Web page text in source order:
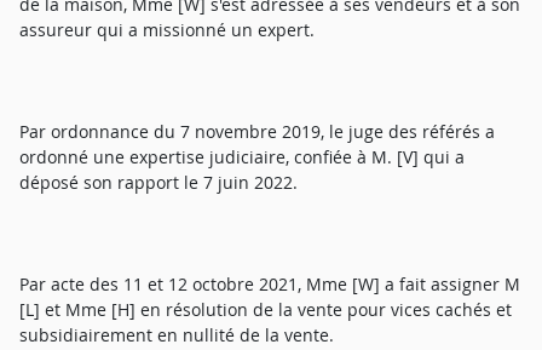
assureur qui a missionné un expert.
Par ordonnance du 7 novembre 2019, le juge des référés a
ordonné une expertise judiciaire, confiée à M. [V] qui a
déposé son rapport le 7 juin 2022.
Par acte des 11 et 12 octobre 2021, Mme [W] a fait assigner M
[L] et Mme [H] en résolution de la vente pour vices cachés et
subsidiairement en nullité de la vente.